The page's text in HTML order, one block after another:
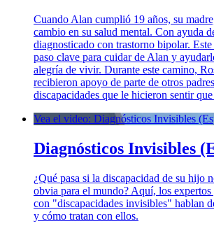
Cuando Alan cumplió 19 años, su
cambio en su salud mental. Con ayuda
diagnosticado con trastorno bipolar.
paso clave para cuidar de Alan y
alegría de vivir. Durante este camino,
recibieron apoyo de parte de otros
discapacidades que le hicieron sentir
Vea el video: Diagnósticos Invisibles
Diagnósticos Invisibles
¿Qué pasa si la discapacidad de su hijo
obvia para el mundo? Aquí, los
con "discapacidades invisibles" hablan
y cómo tratan con ellos.